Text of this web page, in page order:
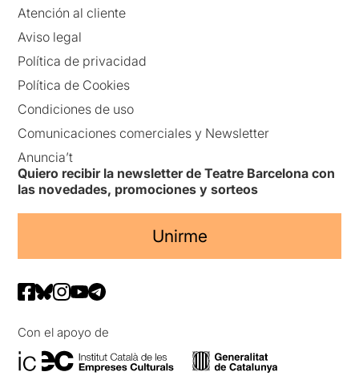
Atención al cliente
Aviso legal
Política de privacidad
Política de Cookies
Condiciones de uso
Comunicaciones comerciales y Newsletter
Anuncia’t
Quiero recibir la newsletter de Teatre Barcelona con
las novedades, promociones y sorteos
Unirme
Con el apoyo de